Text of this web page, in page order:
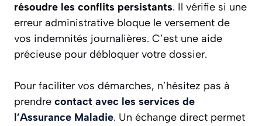
résoudre les conflits persistants. Il vérifie si une
erreur administrative bloque le versement de
vos indemnités journalières. C’est une aide
précieuse pour débloquer votre dossier.
Pour faciliter vos démarches, n’hésitez pas à
prendre contact avec les services de
l’Assurance Maladie. Un échange direct permet